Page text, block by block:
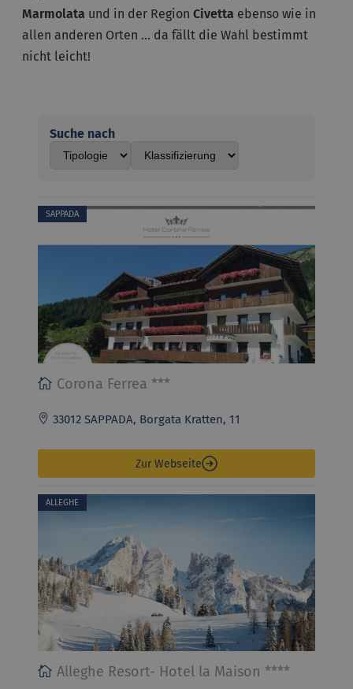
Marmolata und in der Region Civetta ebenso wie in
allen anderen Orten … da fällt die Wahl bestimmt
nicht leicht!
Suche nach
SAPPADA
Corona Ferrea ***
33012 SAPPADA, Borgata Kratten, 11
Zur Webseite
ALLEGHE
Alleghe Resort- Hotel la Maison ****